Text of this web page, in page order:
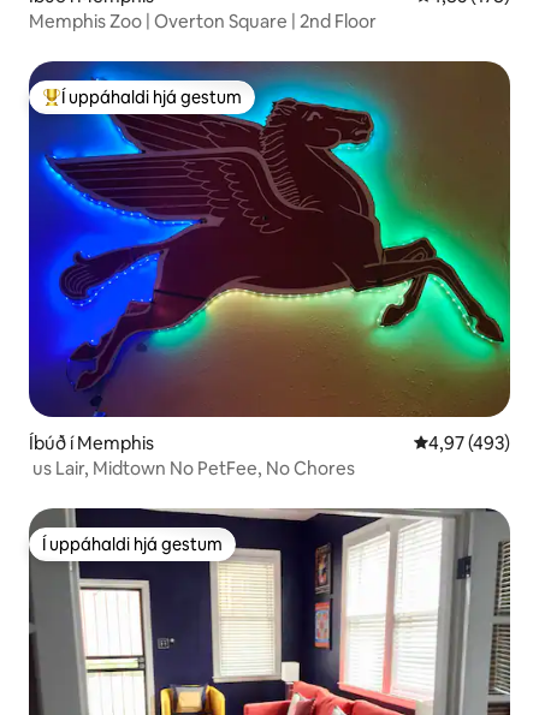
Memphis Zoo | Overton Square | 2nd Floor
Í mestu uppáhaldi hjá gestum
Í uppáhaldi hjá gestum
Íbúð í Memphis 4,97 af 5 í
4,97 (493)
‌ us Lair, Midtown No PetFee, No Chores
Í uppáhaldi hjá gestum
Í uppáhaldi hjá gestum